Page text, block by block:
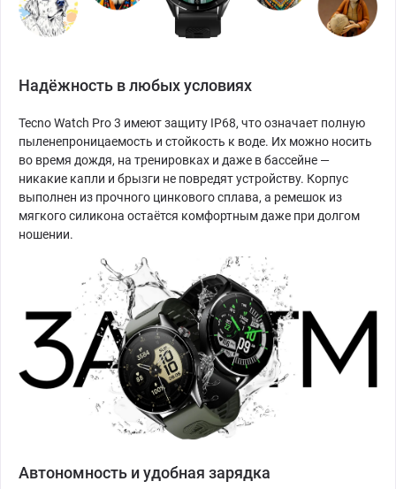
Надёжность в любых условиях
Tecno Watch Pro 3 имеют защиту IP68, что означает полную
пыленепроницаемость и стойкость к воде. Их можно носить
во время дождя, на тренировках и даже в бассейне —
никакие капли и брызги не повредят устройству. Корпус
выполнен из прочного цинкового сплава, а ремешок из
мягкого силикона остаётся комфортным даже при долгом
ношении.
Автономность и удобная зарядка